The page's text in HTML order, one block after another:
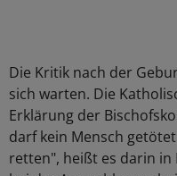
Die Kritik nach der
sich warten. Die
Erklärung der
darf kein Mensch
retten", heißt es darin in